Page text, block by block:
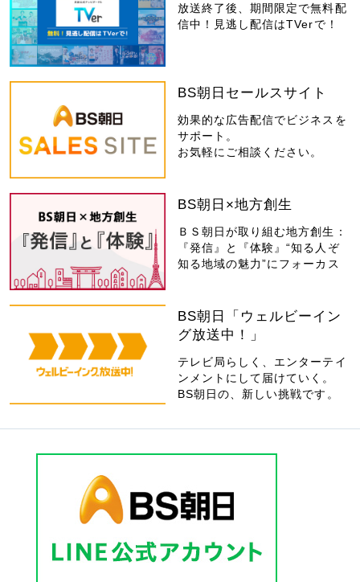
放送終了後、期間限定で無料配
信中！見逃し配信はTVerで！
BS朝日セールスサイト
効果的な広告配信でビジネスを
サポート。
お気軽にご相談ください。
BS朝日×地方創生
ＢＳ朝日が取り組む地方創生：
『発信』と『体験』“知る人ぞ
知る地域の魅力”にフォーカス
BS朝日「ウェルビーイン
グ放送中！」
テレビ局らしく、エンターテイ
ンメントにして届けていく。
BS朝日の、新しい挑戦です。